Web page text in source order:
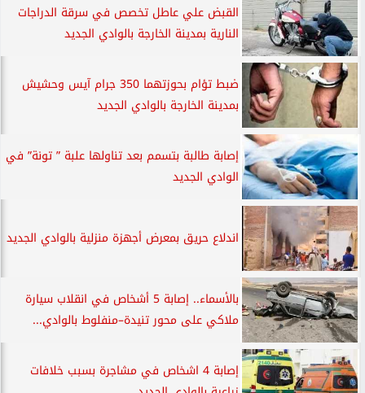
القبض علي عاطل تخصص في سرقة الدراجات
النارية بمدينة الخارجة بالوادي الجديد
ضبط تؤام بحوزتهما 350 جرام آيس وحشيش
بمدينة الخارجة بالوادي الجديد
إصابة طالبة بتسمم بعد تناولها علبة ” تونة” في
الوادي الجديد
اندلاع حريق بمعرض أجهزة منزلية بالوادي الجديد
بالأسماء.. إصابة 5 أشخاص في انقلاب سيارة
ملاكي على محور تنيدة–منفلوط بالوادي...
إصابة 4 اشخاص في مشاجرة بسبب خلافات